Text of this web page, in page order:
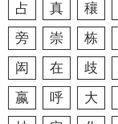
占
真 穰
旁
崇 栋
闳
在 歧
嬴
呼 大